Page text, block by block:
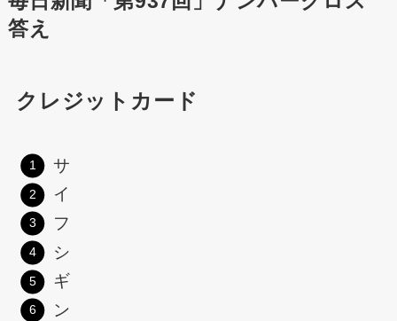
答え
クレジットカード
サ
イ
フ
シ
ギ
ン